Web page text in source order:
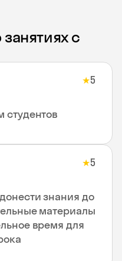
с
★5
студентов
★5
знания до
материалы
время для